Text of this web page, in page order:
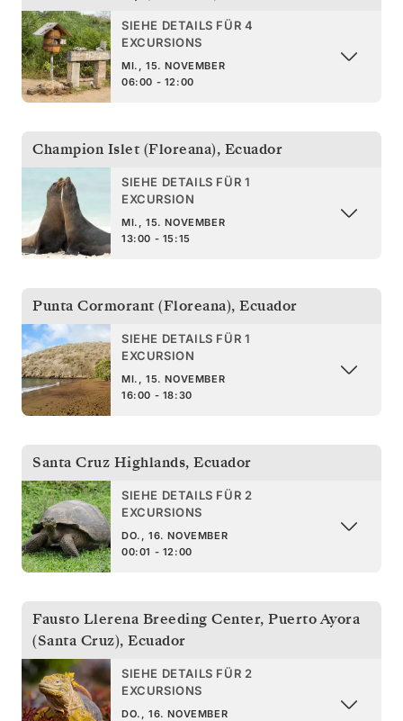
SIEHE DETAILS FÜR 4
EXCURSIONS
MI., 15. NOVEMBER
06:00 - 12:00
Champion Islet (Floreana), Ecuador
SIEHE DETAILS FÜR 1
EXCURSION
MI., 15. NOVEMBER
13:00 - 15:15
Punta Cormorant (Floreana), Ecuador
SIEHE DETAILS FÜR 1
EXCURSION
MI., 15. NOVEMBER
16:00 - 18:30
Santa Cruz Highlands, Ecuador
SIEHE DETAILS FÜR 2
EXCURSIONS
DO., 16. NOVEMBER
00:01 - 12:00
Fausto Llerena Breeding Center, Puerto Ayora
(Santa Cruz), Ecuador
SIEHE DETAILS FÜR 2
EXCURSIONS
DO., 16. NOVEMBER